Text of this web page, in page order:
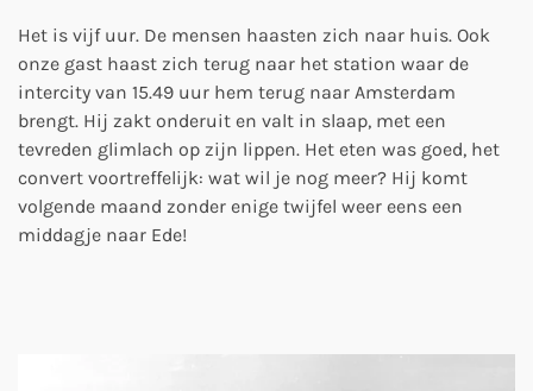
Het is vijf uur. De mensen haasten zich naar huis. Ook
onze gast haast zich terug naar het station waar de
intercity van 15.49 uur hem terug naar Amsterdam
brengt. Hij zakt onderuit en valt in slaap, met een
tevreden glimlach op zijn lippen. Het eten was goed, het
convert voortreffelijk: wat wil je nog meer? Hij komt
volgende maand zonder enige twijfel weer eens een
middagje naar Ede!